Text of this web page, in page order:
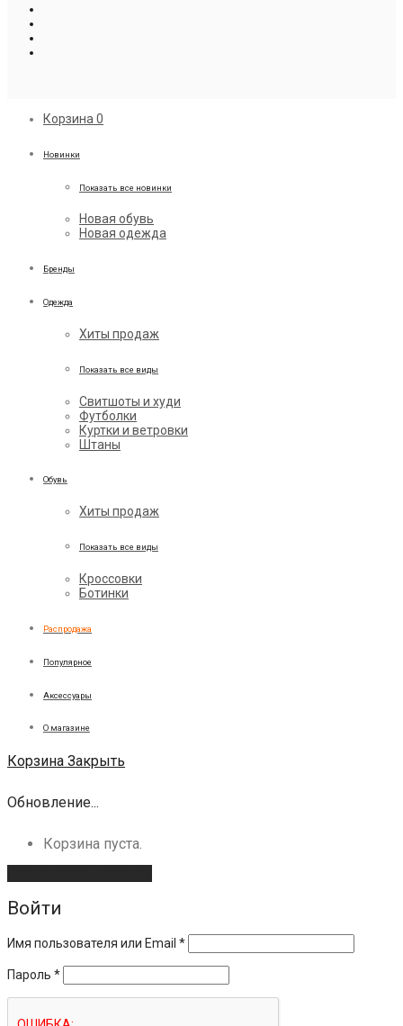
Корзина 0
Новинки
Показать все новинки
Новая обувь
Новая одежда
Бренды
Одежда
Хиты продаж
Показать все виды
Свитшоты и худи
Футболки
Куртки и ветровки
Штаны
Обувь
Хиты продаж
Показать все виды
Кроссовки
Ботинки
Распродажа
Популярное
Аксессуары
О магазине
Корзина Закрыть
Обновление...
Корзина пуста.
Войти
Имя пользователя или Email *
Пароль *